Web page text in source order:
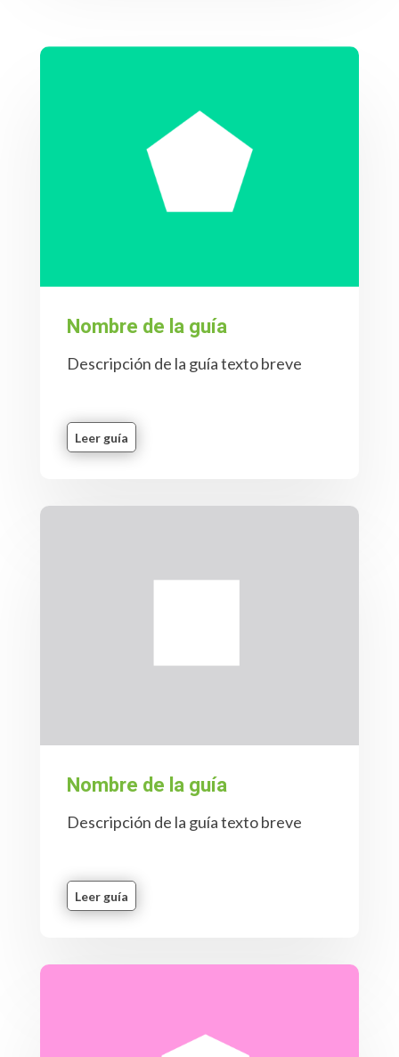
Nombre de la guía
Descripción de la guía texto breve
Leer guía
Nombre de la guía
Descripción de la guía texto breve
Leer guía